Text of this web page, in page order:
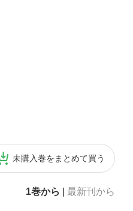
未購入巻をまとめて買う
1巻から 最新刊から